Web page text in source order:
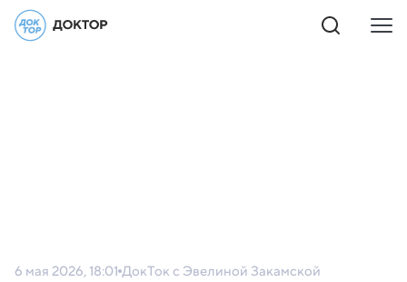
6 мая 2026, 18:01 ДокТок с Эвелиной Закамской